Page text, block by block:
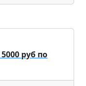
руб по